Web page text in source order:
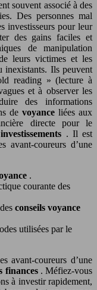
souvent associé à des
Des personnes mal
investisseurs pour leur
des gains faciles et
de manipulation
leurs victimes et les
inexistants. Ils peuvent
reading » (lecture à
et à observer les
des informations
de voyance liées aux
directe pour le
. Il est
avant-coureurs d’une
.
courante des
conseils voyance
utilisées par le
avant-coureurs d’une
finances . Méfiez-vous
à investir rapidement,